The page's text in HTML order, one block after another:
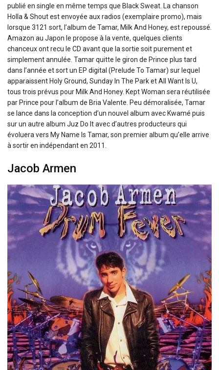
publié en single en même temps que Black Sweat. La chanson
Holla & Shout est envoyée aux radios (exemplaire promo), mais
lorsque 3121 sort, l’album de Tamar, Milk And Honey, est repoussé.
Amazon au Japon le propose à la vente, quelques clients
chanceux ont recu le CD avant que la sortie soit purement et
simplement annulée. Tamar quitte le giron de Prince plus tard
dans l’année et sort un EP digital (Prelude To Tamar) sur lequel
apparaissent Holy Ground, Sunday In The Park et All Want Is U,
tous trois prévus pour Milk And Honey. Kept Woman sera réutilisée
par Prince pour l’album de Bria Valente. Peu démoralisée, Tamar
se lance dans la conception d’un nouvel album avec Kwamé puis
sur un autre album Juz Do It avec d’autres producteurs qui
évoluera vers My Name Is Tamar, son premier album qu’elle arrive
à sortir en indépendant en 2011.
Jacob Armen